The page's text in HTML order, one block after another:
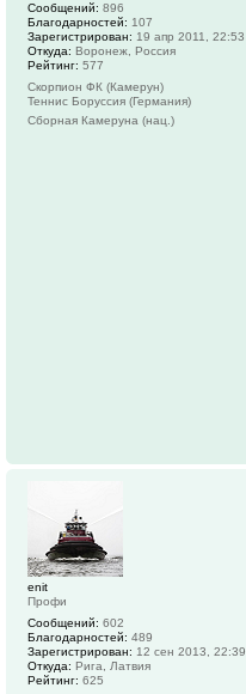
Сообщений: 896
Благодарностей: 107
Зарегистрирован: 19 апр 2011, 22:53
Откуда: Воронеж, Россия
Рейтинг: 577
Скорпион ФК (Камерун)
Теннис Боруссия (Германия)
Сборная Камеруна (нац.)
enit
Профи
Сообщений: 602
Благодарностей: 489
Зарегистрирован: 12 сен 2013, 22:39
Откуда: Рига, Латвия
Рейтинг: 625